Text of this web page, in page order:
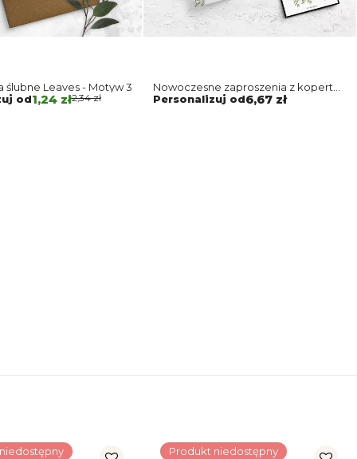
ślubne Leaves - Motyw 3
od1,24 zł2,34 zł
Nowoczesne zaproszenia z kopertą
antyczną miedź, zaklejką i wklejką
Personalizuj od6,67 zł
Produkt niedostępny